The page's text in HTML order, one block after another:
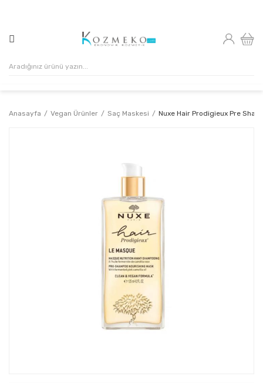
Anasayfa Vegan Ürünler Saç Maskesi Nuxe Hair Prodigieux Pre